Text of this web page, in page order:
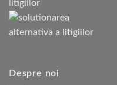
Despre noi